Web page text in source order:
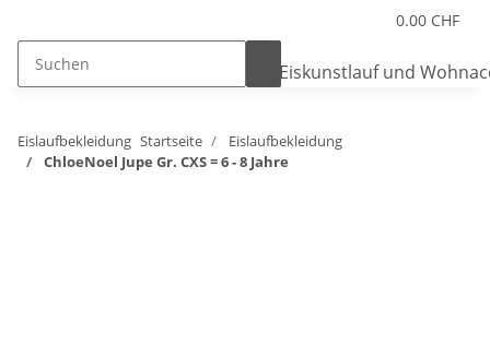
0.00 CHF
Eislaufbekleidung Startseite
Eislaufbekleidung
ChloeNoel Jupe Gr. CXS = 6 - 8 Jahre